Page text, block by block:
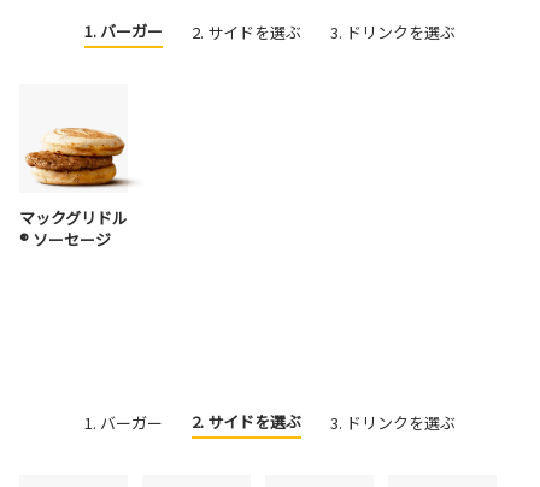
1. バーガー 2. サイドを選ぶ 3. ドリンクを選ぶ
マックグリドル
® ソーセージ
1. バーガー 2. サイドを選ぶ 3. ドリンクを選ぶ